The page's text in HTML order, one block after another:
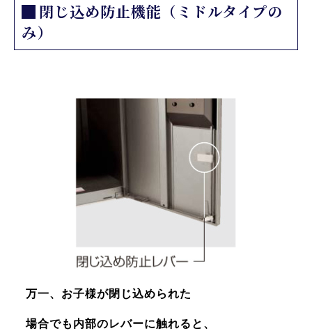
閉じ込め防止機能（ミドルタイプの
み）
万一、お子様が閉じ込められた
場合でも 内部のレバーに触れると、